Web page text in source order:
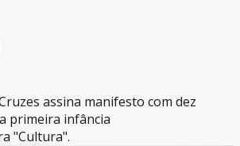
assina manifesto com dez
primeira infância
"Cultura".